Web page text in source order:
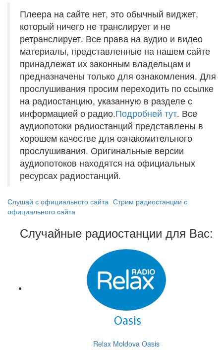
Плеера на сайте нет, это обычный виджет,
который ничего не транслирует и не
ретранслирует. Все права на аудио и видео
материалы, представленные на нашем сайте
принадлежат их законным владельцам и
предназначены только для ознакомления. Для
прослушивания просим переходить по ссылке
на радиостанцию, указанную в разделе с
информацией о радио.Подробней тут. Все
аудиопотоки радиостанций представлены в
хорошем качестве для ознакомительного
прослушивания. Оригинальные версии
аудиопотоков находятся на официальных
ресурсах радиостанций.
Слушай с официального сайта Стрим радиостанции с
официального сайта
Случайные радиостанции для Вас:
Relax Moldova Oasis